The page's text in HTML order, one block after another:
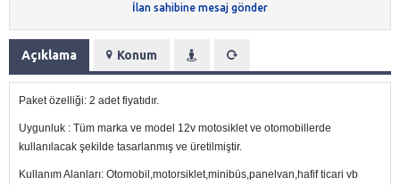
İlan sahibine mesaj gönder
Açıklama Konum
Paket özelliği: 2 adet fiyatıdır.
Uygunluk : Tüm marka ve model 12v motosiklet ve otomobillerde
kullanılacak şekilde tasarlanmış ve üretilmiştir.
Kullanım Alanları: Otomobil,motorsiklet,minibüs,panelvan,hafif ticari vb